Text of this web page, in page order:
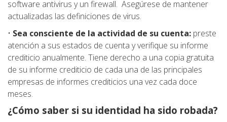
software antivirus y un firewall. Asegúrese de mantener
actualizadas las definiciones de virus.
• Sea consciente de la actividad de su cuenta: preste
atención a sus estados de cuenta y verifique su informe
crediticio anualmente. Tiene derecho a una copia gratuita
de su informe crediticio de cada una de las principales
empresas de informes crediticios una vez cada doce
meses.
¿Cómo saber si su identidad ha sido robada?